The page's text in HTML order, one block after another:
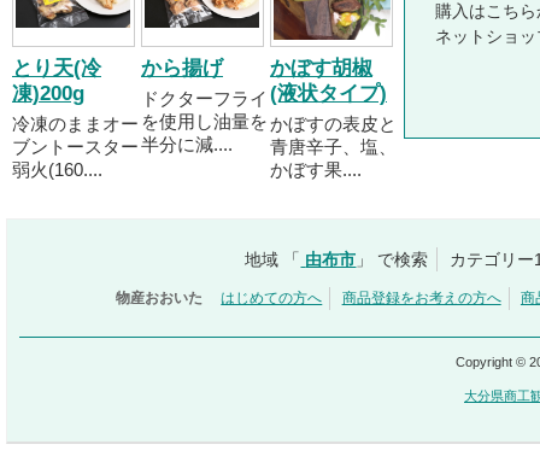
とり天(冷
凍)200g
冷凍のままオー
ブントースター
弱火(160....
から揚げ
ドクターフライ
を使用し油量を
半分に減....
かぼす胡椒
(液状タイプ)
かぼすの表皮と
青唐辛子、塩、
かぼす果....
購入はこちら
ネットショ
地域 「 由布市 」 で検索 カテゴリー
物産おおいた はじめての方へ 商品登録をお考えの方へ 商
Copyright ©
大分県商工